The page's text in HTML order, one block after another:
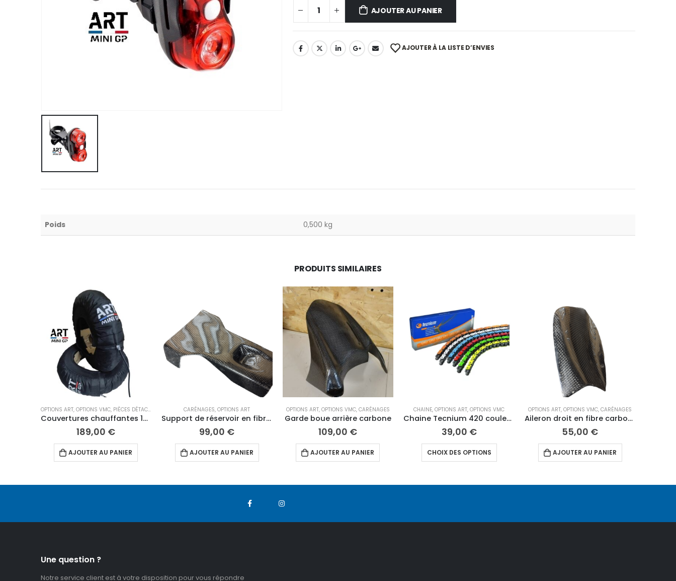
AJOUTER AU PANIER
AJOUTER À LA LISTE D’ENVIES
Poids 0,500 kg
PRODUITS SIMILAIRES
OPTIONS ART, OPTIONS VMC, PIÈCES DÉTACHÉES 12" PNEUS,ROUES
Couvertures chauffantes 12″ ART
189,00 €
AJOUTER AU PANIER
CARÉNAGES,OPTIONS ART
Support de réservoir en fibre carbone
99,00 €
AJOUTER AU PANIER
OPTIONS ART, OPTIONS VMC, CARÉNAGES
Garde boue arrière carbone
109,00 €
AJOUTER AU PANIER
CHAINE, OPTIONS ART, OPTIONS VMC
Chaine Tecnium 420 couleur
39,00 €
CHOIX DES OPTIONS
Ce produit a plusieurs variations. Les options peuvent être choisies sur la page du produit
OPTIONS ART,OPTIONS VMC,CARÉNAGES
Aileron droit en fibre carbone
55,00 €
AJOUTER AU PANIER
Une question ?
Notre service client est à votre disposition pour vous répondre